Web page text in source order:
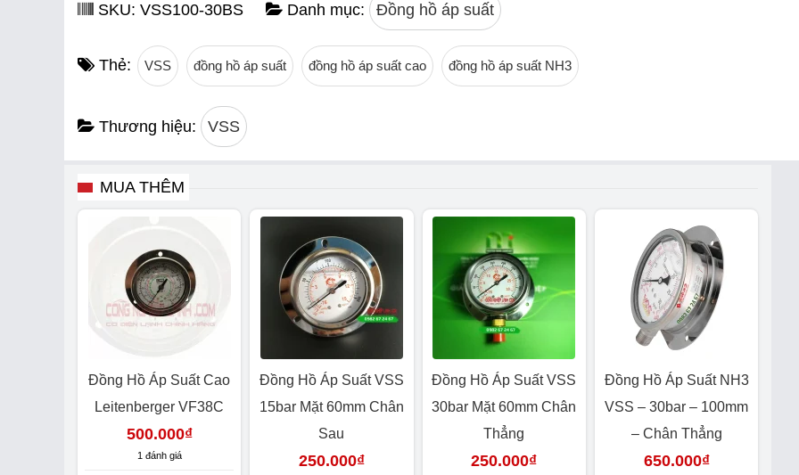
SKU: VSS100-30BS Danh mục: Đồng hồ áp suất
Thẻ: VSS đồng hồ áp suất đồng hồ áp suất cao đồng hồ áp suất NH3
Thương hiệu: VSS
MUA THÊM
Đồng Hồ Áp Suất Cao
Leitenberger VF38C
500.000₫
1 đánh giá
Đồng Hồ Áp Suất VSS
15bar Mặt 60mm Chân
Sau
250.000₫
Đồng Hồ Áp Suất VSS
30bar Mặt 60mm Chân
Thẳng
250.000₫
Đồng Hồ Áp Suất NH3
VSS – 30bar – 100mm
– Chân Thẳng
650.000₫